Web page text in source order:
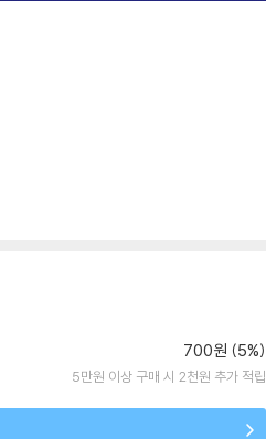
700원 (5%)
5만원 이상 구매 시 2천원 추가 적립